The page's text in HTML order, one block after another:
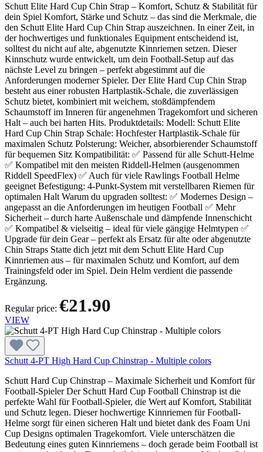
Schutt Elite Hard Cup Chin Strap – Komfort, Schutz & Stabilität für
dein Spiel Komfort, Stärke und Schutz – das sind die Merkmale, die
den Schutt Elite Hard Cup Chin Strap auszeichnen. In einer Zeit, in
der hochwertiges und funktionales Equipment entscheidend ist,
solltest du nicht auf alte, abgenutzte Kinnriemen setzen. Dieser
Kinnschutz wurde entwickelt, um dein Football-Setup auf das
nächste Level zu bringen – perfekt abgestimmt auf die
Anforderungen moderner Spieler. Der Elite Hard Cup Chin Strap
besteht aus einer robusten Hartplastik-Schale, die zuverlässigen
Schutz bietet, kombiniert mit weichem, stoßdämpfendem
Schaumstoff im Inneren für angenehmen Tragekomfort und sicheren
Halt – auch bei harten Hits. Produktdetails: Modell: Schutt Elite
Hard Cup Chin Strap Schale: Hochfester Hartplastik-Schale für
maximalen Schutz Polsterung: Weicher, absorbierender Schaumstoff
für bequemen Sitz Kompatibilität: ✅ Passend für alle Schutt-Helme
✅ Kompatibel mit den meisten Riddell-Helmen (ausgenommen
Riddell SpeedFlex) ✅ Auch für viele Rawlings Football Helme
geeignet Befestigung: 4-Punkt-System mit verstellbaren Riemen für
optimalen Halt Warum du upgraden solltest: ✅ Modernes Design –
angepasst an die Anforderungen im heutigen Football ✅ Mehr
Sicherheit – durch harte Außenschale und dämpfende Innenschicht
✅ Kompatibel & vielseitig – ideal für viele gängige Helmtypen ✅
Upgrade für dein Gear – perfekt als Ersatz für alte oder abgenutzte
Chin Straps Statte dich jetzt mit dem Schutt Elite Hard Cup
Kinnriemen aus – für maximalen Schutz und Komfort, auf dem
Trainingsfeld oder im Spiel. Dein Helm verdient die passende
Ergänzung.
Regular price: €21.90
VIEW
Schutt 4-PT High Hard Cup Chinstrap - Multiple colors
Schutt Hard Cup Chinstrap – Maximale Sicherheit und Komfort für
Football-Spieler Der Schutt Hard Cup Football Chinstrap ist die
perfekte Wahl für Football-Spieler, die Wert auf Komfort, Stabilität
und Schutz legen. Dieser hochwertige Kinnriemen für Football-
Helme sorgt für einen sicheren Halt und bietet dank des Foam Uni
Cup Designs optimalen Tragekomfort. Viele unterschätzen die
Bedeutung eines guten Kinnriemens – doch gerade beim Football ist